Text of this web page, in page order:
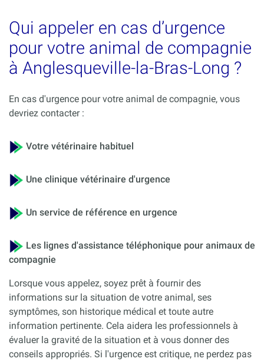
Qui appeler en cas d’urgence
pour votre animal de compagnie
à Anglesqueville-la-Bras-Long ?
En cas d'urgence pour votre animal de compagnie, vous
devriez contacter :
Votre vétérinaire habituel
Une clinique vétérinaire d'urgence
Un service de référence en urgence
Les lignes d'assistance téléphonique pour animaux de
compagnie
Lorsque vous appelez, soyez prêt à fournir des
informations sur la situation de votre animal, ses
symptômes, son historique médical et toute autre
information pertinente. Cela aidera les professionnels à
évaluer la gravité de la situation et à vous donner des
conseils appropriés. Si l'urgence est critique, ne perdez pas